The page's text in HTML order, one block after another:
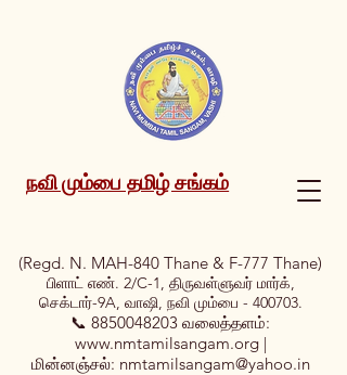
நவி மும்பை தமிழ் சங்கம்
(Regd. N. MAH-840 Thane & F-777 Thane)
பிளாட் எண். 2/C-1, திருவள்ளுவர் மார்க்,
செக்டார்-9A, வாஷி, நவி மும்பை - 400703.
📞 8850048203 வலைத்தளம்:
www.nmtamilsangam.org|
மின்னஞ்சல்: nmtamilsangam@yahoo.in